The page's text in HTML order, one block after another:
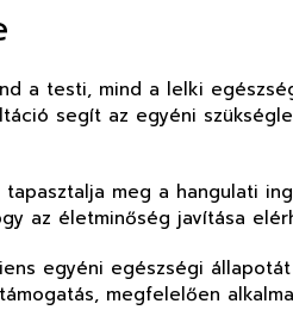
a testi, mind a lelki
segít az egyéni
meg a hangulati
az életminőség javítása
egyéni egészségi
megfelelően